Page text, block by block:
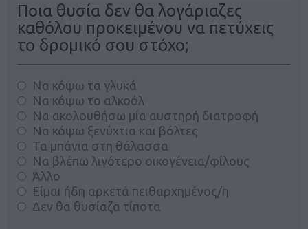
Ποια θυσία δεν θα λογάριαζες
καθόλου προκειμένου να πετύχεις
το δρομικό σου στόχο;
Να κόψω τα γλυκά
Να κόψω το αλκοόλ
Να ακολουθήσω μία αυστηρή διατροφή
Να κόψω ξενύχτια και βόλτες
Τα μπάνια στη θάλασσα
Να βλέπω λιγότερο οικογένεια/φίλους
Άλλο
Είμαι ήδη αρκετά πειθαρχημένος/η
Δεν θα θυσίαζα τίποτα